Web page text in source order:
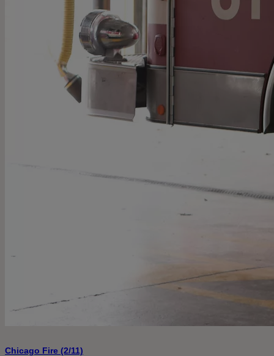
Chicago Fire (2/11)